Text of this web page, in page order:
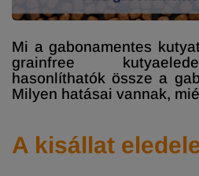
Mi a gabonamentes
grainfree
hasonlíthatók össze a
Milyen hatásai vannak,
A kisállat